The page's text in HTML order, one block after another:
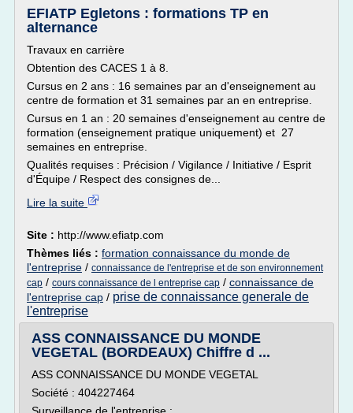
EFIATP Egletons : formations TP en
alternance
Travaux en carrière
Obtention des CACES 1 à 8.
Cursus en 2 ans : 16 semaines par an d'enseignement au
centre de formation et 31 semaines par an en entreprise.
Cursus en 1 an : 20 semaines d'enseignement au centre de
formation (enseignement pratique uniquement) et 27
semaines en entreprise.
Qualités requises : Précision / Vigilance / Initiative / Esprit
d'Équipe / Respect des consignes de...
Lire la suite
Site : http://www.efiatp.com
Thèmes liés : formation connaissance du monde de
l'entreprise / connaissance de l'entreprise et de son environnement
cap / cours connaissance de l entreprise cap / connaissance de
l'entreprise cap / prise de connaissance generale de
l'entreprise
ASS CONNAISSANCE DU MONDE
VEGETAL (BORDEAUX) Chiffre d ...
ASS CONNAISSANCE DU MONDE VEGETAL
Société : 404227464